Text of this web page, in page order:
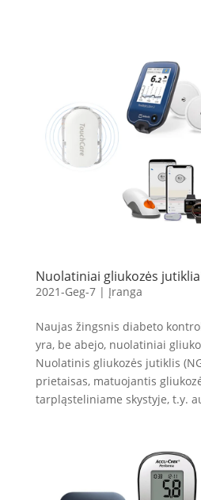
Nuolatiniai gliukozės
2021-Geg-7| Įranga
Naujas žingsnis diabeto
yra, be abejo, nuolatiniai
Nuolatinis gliukozės jutiklis
prietaisas, matuojantis
tarpląsteliniame skystyje, t.y.